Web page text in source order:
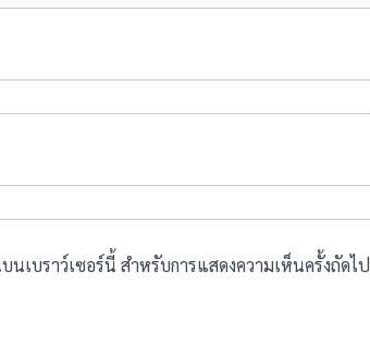
เบราว์เซอร์นี้ สำหรับการแสดงความเห็นครั้งถัดไป